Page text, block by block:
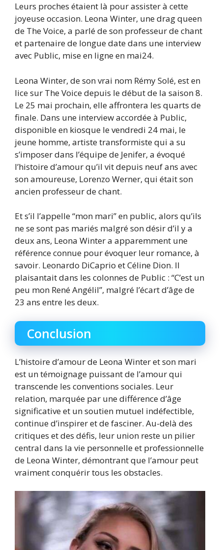
Leurs proches étaient là pour assister à cette
joyeuse occasion. Leona Winter, une drag queen
de The Voice, a parlé de son professeur de chant
et partenaire de longue date dans une interview
avec Public, mise en ligne en mai24.
Leona Winter, de son vrai nom Rémy Solé, est en
lice sur The Voice depuis le début de la saison 8.
Le 25 mai prochain, elle affrontera les quarts de
finale. Dans une interview accordée à Public,
disponible en kiosque le vendredi 24 mai, le
jeune homme, artiste transformiste qui a su
s’imposer dans l’équipe de Jenifer, a évoqué
l’histoire d’amour qu’il vit depuis neuf ans avec
son amoureuse, Lorenzo Werner, qui était son
ancien professeur de chant.
Et s’il l’appelle “mon mari” en public, alors qu’ils
ne se sont pas mariés malgré son désir d’il y a
deux ans, Leona Winter a apparemment une
référence connue pour évoquer leur romance, à
savoir. Leonardo DiCaprio et Céline Dion. Il
plaisantait dans les colonnes de Public : “C’est un
peu mon René Angélil”, malgré l’écart d’âge de
23 ans entre les deux.
Conclusion
L’histoire d’amour de Leona Winter et son mari
est un témoignage puissant de l’amour qui
transcende les conventions sociales. Leur
relation, marquée par une différence d’âge
significative et un soutien mutuel indéfectible,
continue d’inspirer et de fasciner. Au-delà des
critiques et des défis, leur union reste un pilier
central dans la vie personnelle et professionnelle
de Leona Winter, démontrant que l’amour peut
vraiment conquérir tous les obstacles.